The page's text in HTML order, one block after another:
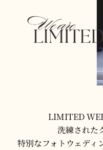
LIMITED
洗練された
特別なフォトウェディ